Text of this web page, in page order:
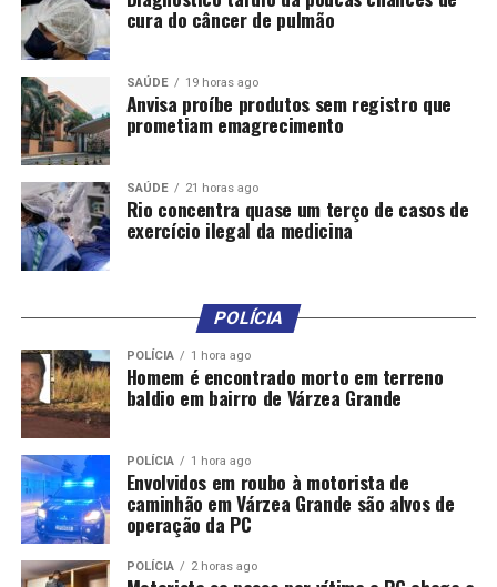
cura do câncer de pulmão
SAÚDE 19 horas ago
Anvisa proíbe produtos sem registro que
prometiam emagrecimento
SAÚDE 21 horas ago
Rio concentra quase um terço de casos de
exercício ilegal da medicina
POLÍCIA
POLÍCIA 1 hora ago
Homem é encontrado morto em terreno
baldio em bairro de Várzea Grande
POLÍCIA 1 hora ago
Envolvidos em roubo à motorista de
caminhão em Várzea Grande são alvos de
operação da PC
POLÍCIA 2 horas ago